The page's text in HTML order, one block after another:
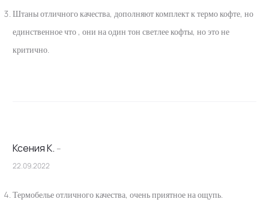
Штаны отличного качества, дополняют комплект к термо кофте, но
единственное что , они на один тон светлее кофты, но это не
критично.
Ксения К. –
22.09.2022
Термобелье отличного качества, очень приятное на ощупь.